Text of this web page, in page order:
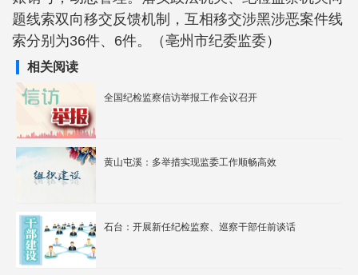
题线索双向移交反馈机制，互相移交涉黑涉恶案件线
索分别为36件、6件。（亳州市纪委监委）
相关阅读
全国纪检监察信访举报工作会议召开
黄山屯溪：多举措实现监委工作顺畅高效
石台：开展新任纪检监察、巡察干部任前谈话